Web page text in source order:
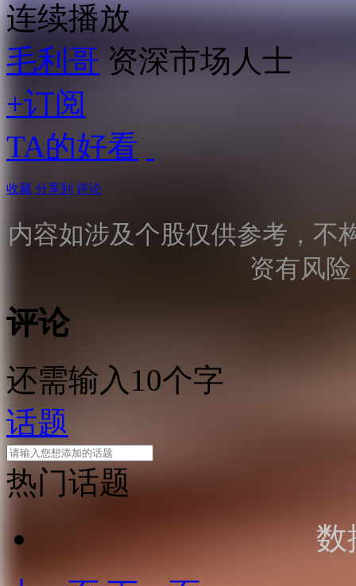
连续播放
毛利哥 资深市场人士
+订阅
TA的好看
收藏 分享到 评论
内容如涉及个股仅供参考，不
资有风
评论
还需输入10个字
话题
热门话题
数